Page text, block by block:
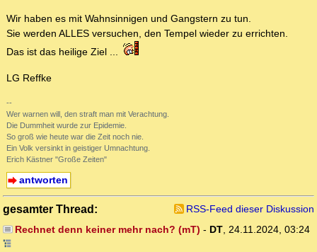
Wir haben es mit Wahnsinnigen und Gangstern zu tun.
Sie werden ALLES versuchen, den Tempel wieder zu errichten.
Das ist das heilige Ziel ...
LG Reffke
--
Wer warnen will, den straft man mit Verachtung.
Die Dummheit wurde zur Epidemie.
So groß wie heute war die Zeit noch nie.
Ein Volk versinkt in geistiger Umnachtung.
Erich Kästner "Große Zeiten"
antworten
gesamter Thread:
RSS-Feed dieser Diskussion
Rechnet denn keiner mehr nach? (mT) - DT, 24.11.2024, 03:24